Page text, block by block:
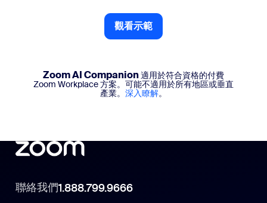
觀看示範
觀看示範
Zoom AI Companion適用於符合資格的付費
Zoom Workplace 方案。可能不適用於所有地區或垂直
產業。 深入瞭解。
聯絡我們1.888.799.9666